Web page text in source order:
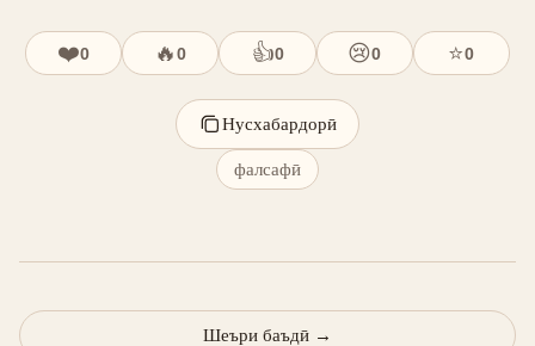
❤️0 🔥0 👍0 😢0 ⭐0
Нусхабардорӣ
фалсафӣ
Шеъри баъдӣ →